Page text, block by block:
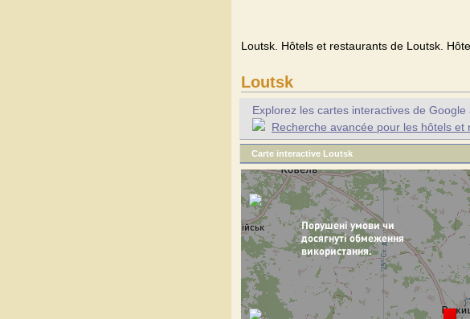
Loutsk. Hôtels et restaurants de Loutsk.
Loutsk
Explorez les cartes interactives de
Recherche avancée pour les hôtels
Carte interactive Loutsk